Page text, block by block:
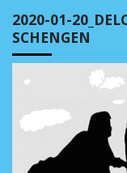
2020-01-
SCHENGEN